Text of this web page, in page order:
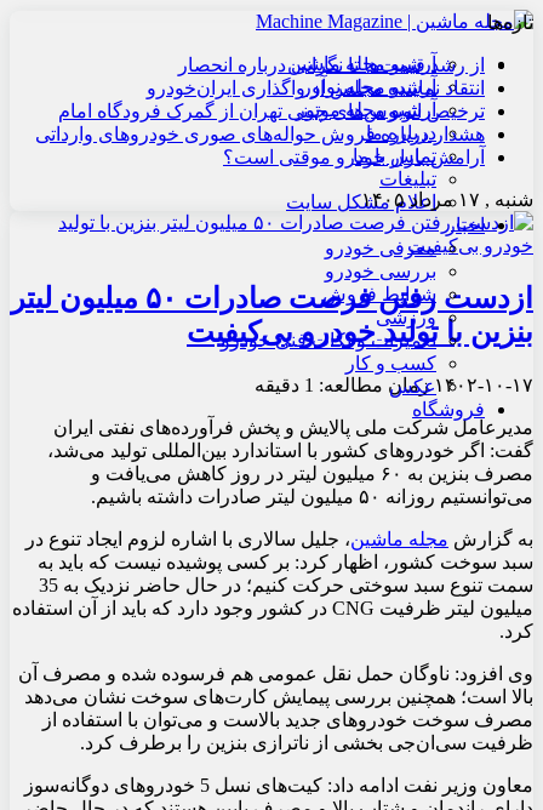
آرشیو مجله ماشین
آرشیو مجله نوآور
آرشیو مجله موتور
درباره ما
تماس با ما
تبلیغات
اعلام مشکل سایت
اخبار
معرفی خودرو
بررسی خودرو
شرایط فروش
ورزشی
تعمیرات و نکات فنی خودرو
کسب و کار
عکس
فروشگاه
تازه‌ها
از رشد قیمت‌ها تا نگرانی درباره انحصار
انتقاد نماینده مجلس از واگذاری ایران‌خودرو
ترخیص اتوبوس‌های چینی تهران از گمرک فرودگاه امام
هشدار درباره فروش حواله‌های صوری خودروهای وارداتی
آرامش بازار خودرو موقتی است؟
شنبه , ۱۷ مرداد ۱۴۰۵
ازدست رفتن فرصت صادرات ۵۰ میلیون لیتر
بنزین با تولید خودرو بی‌کیفیت
۱۴۰۲-۱۰-۱۷زمان مطالعه: 1 دقیقه
مدیرعامل شرکت ملی پالایش و پخش فرآورده‌های نفتی ایران
گفت: اگر خودروهای کشور با استاندارد بین‌المللی تولید می‌شد،
مصرف بنزین به ۶۰ میلیون لیتر در روز کاهش می‌یافت و
می‌توانستیم روزانه ۵۰ میلیون لیتر صادرات داشته باشیم.
به گزارش مجله ماشین، جلیل سالاری با اشاره لزوم ایجاد تنوع در
سبد سوخت کشور، اظهار کرد: بر کسی پوشیده نیست که باید به
سمت تنوع سبد سوختی حرکت کنیم؛ در حال حاضر نزدیک به 35
میلیون لیتر ظرفیت CNG در کشور وجود دارد که باید از آن استفاده
کرد.
وی افزود: ناوگان حمل نقل عمومی هم فرسوده شده و مصرف آن
بالا است؛ همچنین بررسی پیمایش کارت‌های سوخت نشان می‌دهد
مصرف سوخت خودروهای جدید بالاست و می‌توان با استفاده از
ظرفیت سی‌ان‌جی بخشی از ناترازی بنزین را برطرف کرد.
معاون وزیر نفت ادامه داد: کیت‌های نسل 5 خودروهای دوگانه‌سوز